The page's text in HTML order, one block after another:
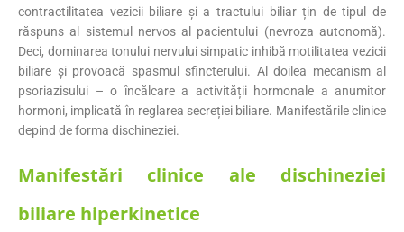
contractilitatea vezicii biliare și a tractului biliar țin de tipul de
răspuns al sistemul nervos al pacientului (nevroza autonomă).
Deci, dominarea tonului nervului simpatic inhibă motilitatea vezicii
biliare și provoacă spasmul sfincterului. Al doilea mecanism al
psoriazisului – o încălcare a activității hormonale a anumitor
hormoni, implicată în reglarea secreției biliare. Manifestările clinice
depind de forma dischineziei.
Manifestări clinice ale dischineziei
biliare hiperkinetice